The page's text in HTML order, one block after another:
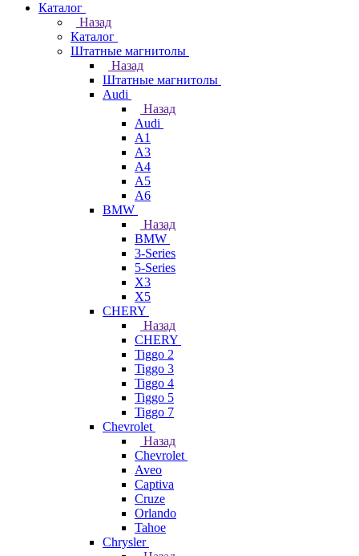
Каталог
Назад
Каталог
Штатные магнитолы
Назад
Штатные магнитолы
Audi
Назад
Audi
A1
A3
A4
A5
A6
BMW
Назад
BMW
3-Series
5-Series
X3
X5
CHERY
Назад
CHERY
Tiggo 2
Tiggo 3
Tiggo 4
Tiggo 5
Tiggo 7
Chevrolet
Назад
Chevrolet
Aveo
Captiva
Cruze
Orlando
Tahoe
Chrysler